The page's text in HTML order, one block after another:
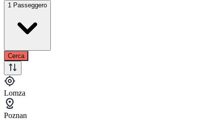
1 Passeggero
Cerca
Lomza
Poznan